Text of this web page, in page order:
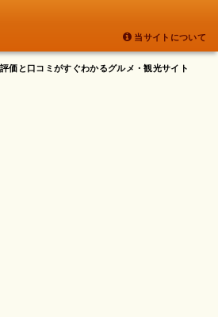
当サイトについて
価と口コミがすぐわかるグルメ・観光サイト